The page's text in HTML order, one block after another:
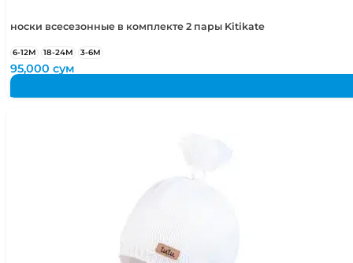
носки всесезонные в комплекте 2 пары Kitikate
6-12М 18-24М 3-6М
95,000сум